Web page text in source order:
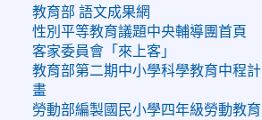
教育部 語文成果網
性別平等教育議題中央輔導團首頁
客家委員會「來上客」
教育部第二期中小學科學教育中程計
畫
勞動部編製國民小學四年級勞動教育